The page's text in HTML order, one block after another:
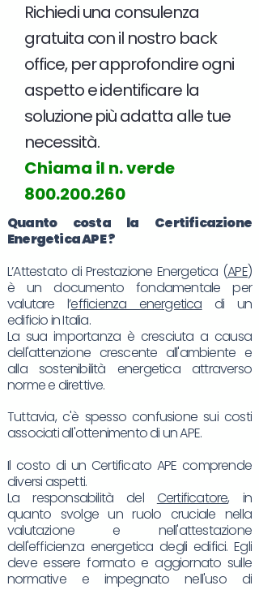
Richiedi una consulenza
gratuita con il nostro back
office, per approfondire ogni
aspetto e identificare la
soluzione più adatta alle tue
necessità.
Chiama il n. verde
800.200.260
Quanto costa la Certificazione
EnergeticaAPE?
L’Attestato di Prestazione Energetica (APE)
è un documento fondamentale per
valutare l’efficienza energetica di un
edificio in Italia.
La sua importanza è cresciuta a causa
dell'attenzione crescente all'ambiente e
alla sostenibilità energetica attraverso
norme e direttive.
Tuttavia, c'è spesso confusione sui costi
associati all'ottenimento di un APE.
Il costo di un Certificato APE comprende
diversi aspetti.
La responsabilità del Certificatore, in
quanto svolge un ruolo cruciale nella
valutazione e nell'attestazione
dell'efficienza energetica degli edifici. Egli
deve essere formato e aggiornato sulle
normative e impegnato nell'uso di